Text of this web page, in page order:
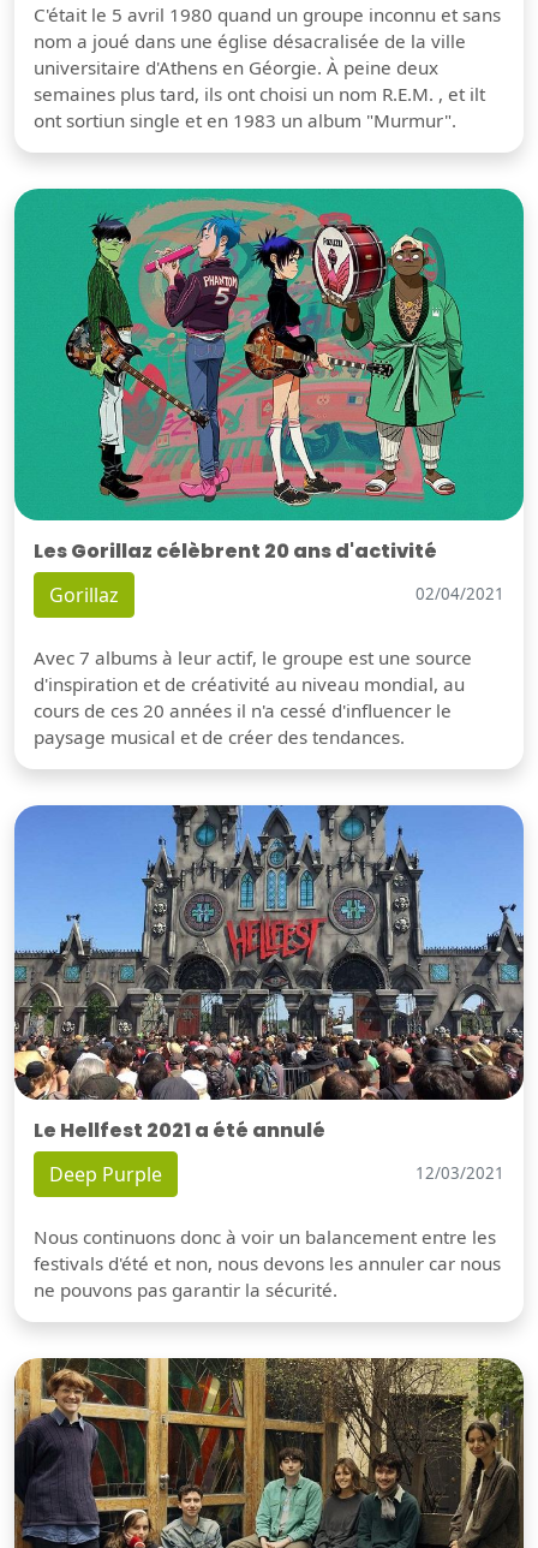
C'était le 5 avril 1980 quand un groupe inconnu et sans
nom a joué dans une église désacralisée de la ville
universitaire d'Athens en Géorgie. À peine deux
semaines plus tard, ils ont choisi un nom R.E.M. , et ilt
ont sortiun single et en 1983 un album "Murmur".
Les Gorillaz célèbrent 20 ans d'activité
Gorillaz 02/04/2021
Avec 7 albums à leur actif, le groupe est une source
d'inspiration et de créativité au niveau mondial, au
cours de ces 20 années il n'a cessé d'influencer le
paysage musical et de créer des tendances.
Le Hellfest 2021 a été annulé
Deep Purple 12/03/2021
Nous continuons donc à voir un balancement entre les
festivals d'été et non, nous devons les annuler car nous
ne pouvons pas garantir la sécurité.